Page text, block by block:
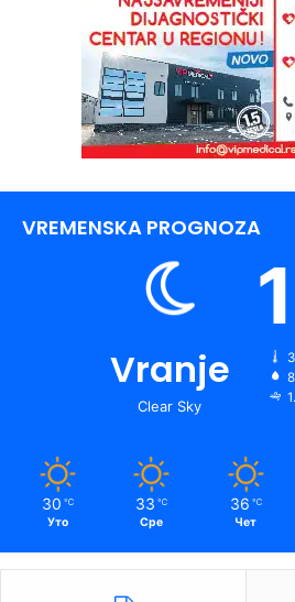
VREMENSKA PROGNOZA
Vranje
Clear Sky
30 ℃
Уто
33 ℃
Сре
36 ℃
Чет